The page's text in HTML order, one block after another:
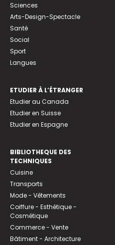
Sciences
Arts-Design-Spectacle
Santé
Social
Sport
Langues
ETUDIER À L’ÉTRANGER
Etudier au Canada
Etudier en Suisse
Etudier en Espagne
BIBLIOTHEQUE DES
TECHNIQUES
Cuisine
Transports
Mode - Vêtements
Coiffure - Esthétique -
Cosmétique
Commerce - Vente
Bâtiment - Architecture